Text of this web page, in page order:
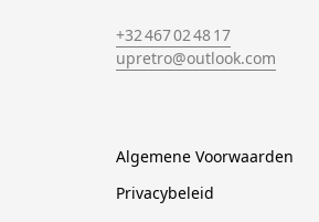
+32 467 02 48 17
upretro@outlook.com
Algemene Voorwaarden
Privacybeleid